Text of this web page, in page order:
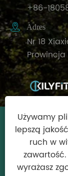
+86-
 Adres
Nr 18
Prowincja
Copyright
Goods
Links|
Używamy
lepszą
ruch w
wyrażasz